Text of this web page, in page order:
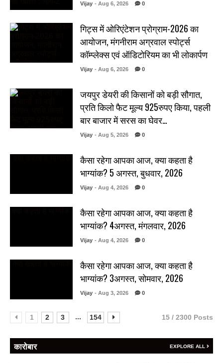
Vijay - Aug 6, 2026 0
गिट्स में ओरिएंटेशन प्रोग्राम-2026 का
आयोजन, मंगनीराम अग्रवाल स्पोर्ट्स
कॉम्प्लेक्स एवं ऑडिटोरियम का भी लोकार्पण
Vijay - Aug 6, 2026 0
जयपुर डेयरी की किसानों को बड़ी सौगात,
प्रति किलो फैट मूल्य 925रुपए किया, पहली
बार बाजार में सरस का घेवर…
Vijay - Aug 5, 2026 0
कैसा रहेगा आपका आज, क्या कहता है
भाग्यांक? 5 अगस्त, बुधवार, 2026
Vijay - Aug 4, 2026 0
कैसा रहेगा आपका आज, क्या कहता है
भाग्यांक? 4अगस्त, मंगलवार, 2026
Vijay - Aug 4, 2026 0
कैसा रहेगा आपका आज, क्या कहता है
भाग्यांक? 3अगस्त, सोमवार, 2026
Vijay - Aug 3, 2026 0
1 2 3 ... 154 15 / 2300 Posts
कारोबार EXPLORE ALL